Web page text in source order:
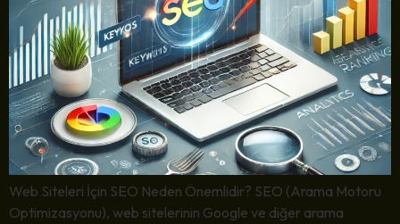
Web Siteleri İçin SEO Neden Önemlidir? SEO (Arama Motoru
Optimizasyonu), web sitelerinin Google ve diğer arama